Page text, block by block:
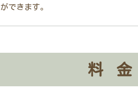
ができます。
料金